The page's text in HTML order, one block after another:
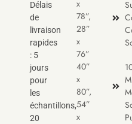
Délais
de
livraison
rapides
: 5
jours
pour
les
échantillons,
20
x
78”,
28”
x
76”
40”
x
80”,
54”
x